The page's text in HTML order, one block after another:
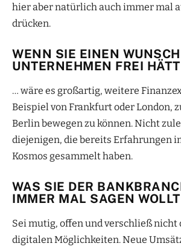
hier aber natürlich auch immer mal
drücken.
WENN SIE EINEN
UNTERNEHMEN FREI
… wäre es großartig, weitere
Beispiel von Frankfurt oder London,
Berlin bewegen zu können. Nicht
diejenigen, die bereits Erfahrungen
Kosmos gesammelt haben.
WAS SIE DER
IMMER MAL SAGEN
Sei mutig, offen und verschließ nicht
digitalen Möglichkeiten. Neue